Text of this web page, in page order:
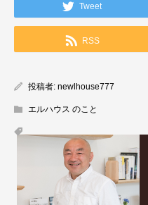
Tweet
RSS
投稿者: newlhouse777
エルハウス のこと